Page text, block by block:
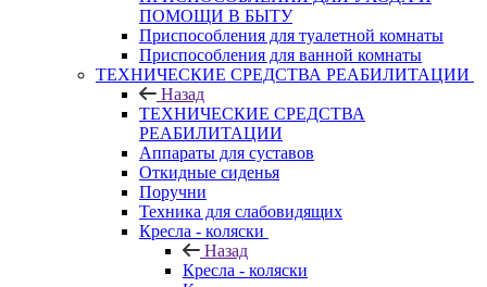
ПОМОЩИ В БЫТУ
Приспособления для туалетной комнаты
Приспособления для ванной комнаты
ТЕХНИЧЕСКИЕ СРЕДСТВА РЕАБИЛИТАЦИИ
Назад
ТЕХНИЧЕСКИЕ СРЕДСТВА
РЕАБИЛИТАЦИИ
Аппараты для суставов
Откидные сиденья
Поручни
Техника для слабовидящих
Кресла - коляски
Назад
Кресла - коляски